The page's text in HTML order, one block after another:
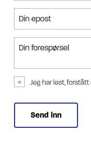
Din epost
Din forespørsel
Jeg har lest,